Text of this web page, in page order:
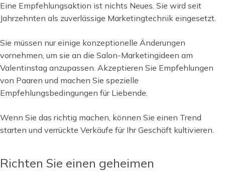
Eine Empfehlungsaktion ist nichts Neues. Sie wird seit
Jahrzehnten als zuverlässige Marketingtechnik eingesetzt.
Sie müssen nur einige konzeptionelle Änderungen
vornehmen, um sie an die Salon-Marketingideen am
Valentinstag anzupassen. Akzeptieren Sie Empfehlungen
von Paaren und machen Sie spezielle
Empfehlungsbedingungen für Liebende.
Wenn Sie das richtig machen, können Sie einen Trend
starten und verrückte Verkäufe für Ihr Geschäft kultivieren.
Richten Sie einen geheimen